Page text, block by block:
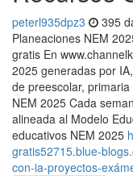
peterl935dpz3 395
Planeaciones NEM
gratis En
2025 generadas por
de preescolar,
NEM 2025 Cada
alineada al Modelo
educativos NEM 2025
gratis52715.blue-
con-ia-proyectos-